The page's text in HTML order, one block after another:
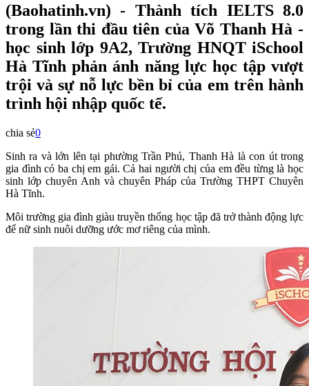
(Baohatinh.vn) - Thành tích IELTS 8.0
trong lần thi đầu tiên của Võ Thanh Hà -
học sinh lớp 9A2, Trường HNQT iSchool
Hà Tĩnh phản ánh năng lực học tập vượt
trội và sự nỗ lực bền bỉ của em trên hành
trình hội nhập quốc tế.
chia sẻ0
Sinh ra và lớn lên tại phường Trần Phú, Thanh Hà là con út trong
gia đình có ba chị em gái. Cả hai người chị của em đều từng là học
sinh lớp chuyên Anh và chuyên Pháp của Trường THPT Chuyên
Hà Tĩnh.
Môi trường gia đình giàu truyền thống học tập đã trở thành động lực
để nữ sinh nuôi dưỡng ước mơ riêng của mình.